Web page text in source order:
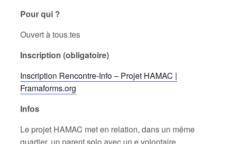
Pour qui ?
Ouvert à tous.tes
Inscription (obligatoire)
Inscription Rencontre-Info – Projet HAMAC |
Framaforms.org
Infos
Le projet HAMAC met en relation, dans un même